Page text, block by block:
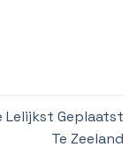
Lelijkst Geplaatst
Te Zeeland